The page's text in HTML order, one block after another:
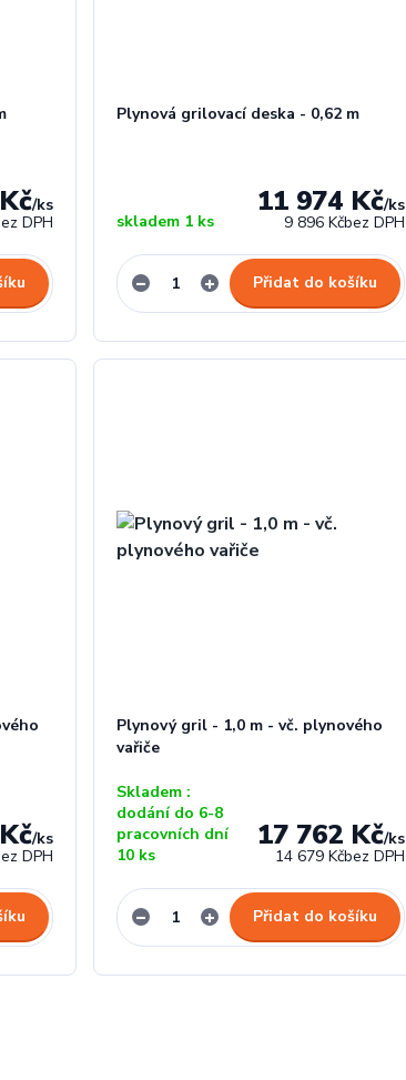
/ks
DPH
Plynová grilovací deska - 0,62 m
11 974 Kč/ks
9 896 Kčbez DPH
skladem 1 ks
Přidat do košíku
/ks
DPH
Plynový gril - 1,0 m - vč. plynového
vařiče
17 762 Kč/ks
14 679 Kčbez DPH
Skladem :
dodání do 6-8
pracovních dní
10 ks
Přidat do košíku